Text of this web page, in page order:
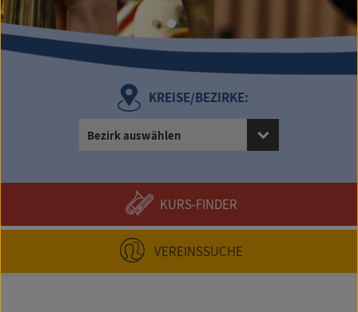
KREISE/BEZIRKE:
Bezirk auswählen
KURS-FINDER
VEREINSSUCHE